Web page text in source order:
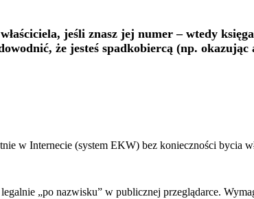
jeśli znasz jej numer – wtedy
że jesteś spadkobiercą (np.
w Internecie (system EKW) bez konieczności bycia
„po nazwisku” w publicznej przeglądarce.